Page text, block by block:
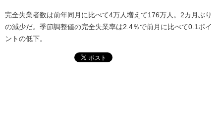
完全失業者数は前年同月に比べて4万人増えて176万人。2カ月ぶり
の減少だ。季節調整値の完全失業率は2.4％で前月に比べて0.1ポイ
ントの低下。